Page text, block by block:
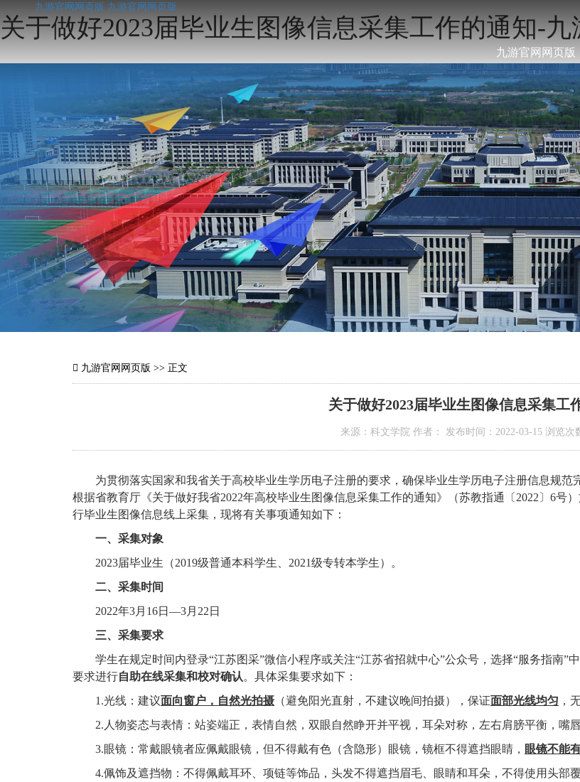
关于做好2023届毕业生图像信息采集工作的通知-
九游官网网页版 九游官网网页版
九游官网网页版
九游官网网页版 >> 正文
关于做好2023届毕业生图像信息采集工
来源：科文学院 作者： 发布时间：2022-03-15 浏览次
为贯彻落实国家和我省关于高校毕业生学历电子注册的要求，确保毕业生学历电子注册信息规范
根据省教育厅《关于做好我省2022年高校毕业生图像信息采集工作的通知》（苏教指通〔 2022 〕 6号
行毕业生图像信息线上采集，现将有关事项通知如下：
一、采集对象
2023届毕业生（2019级普通本科学生、 2021级专转本学生）。
二、采集时间
2022年3月 16日 —3月 22 日
三、采集要求
学生在规定时间内登录“江苏图采”微信小程序或关注“江苏省招就中心”公众号，选择“服务指南”
要求进行自助在线采集和校对确认 。具体采集要求如下：
1.光线：建议面向窗户，自然光拍摄 （避免阳光直射，不建议晚间拍摄），保证面部光线均匀 ，
2. 人物姿态与表情：站姿端正，表情自然，双眼自然睁开并平视，耳朵对称，左右肩膀平衡，嘴唇
3.眼镜：常戴眼镜者应佩戴眼镜，但不得戴有色（含隐形）眼镜，镜框不得遮挡眼睛， 眼镜不能
4.佩饰及遮挡物：不得佩戴耳环、项链等饰品，头发不得遮挡眉毛、眼睛和耳朵，不得使用头部